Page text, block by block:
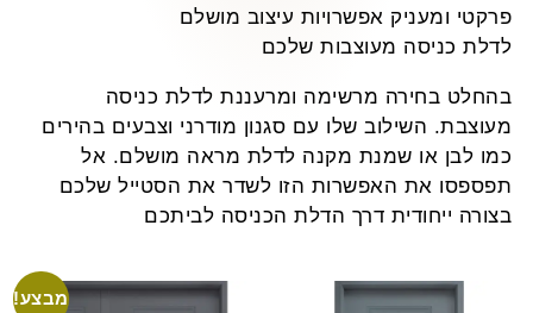
פרקטי ומעניק אפשרויות עיצוב מושלם
לדלת כניסה מעוצבות שלכם
בהחלט בחירה מרשימה ומרעננת לדלת כניסה
מעוצבת. השילוב שלו עם סגנון מודרני וצבעים בהירים
כמו לבן או שמנת מקנה לדלת מראה מושלם. אל
תפספסו את האפשרות הזו לשדר את הסטייל שלכם
בצורה ייחודית דרך הדלת הכניסה לביתכם
מבצע!